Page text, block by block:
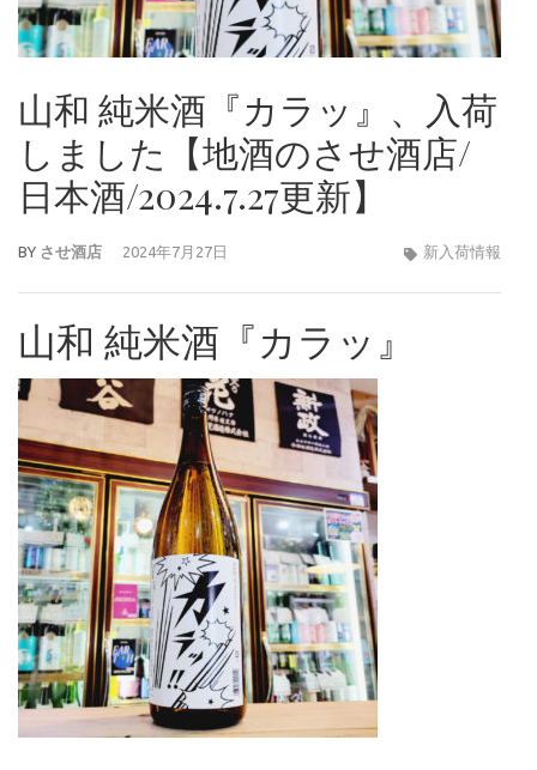
山和 純米酒『カラッ』、入荷
しました【地酒のさせ酒店/
日本酒/2024.7.27更新】
BY させ酒店 2024年7月27日 新入荷情報
山和 純米酒『カラッ』